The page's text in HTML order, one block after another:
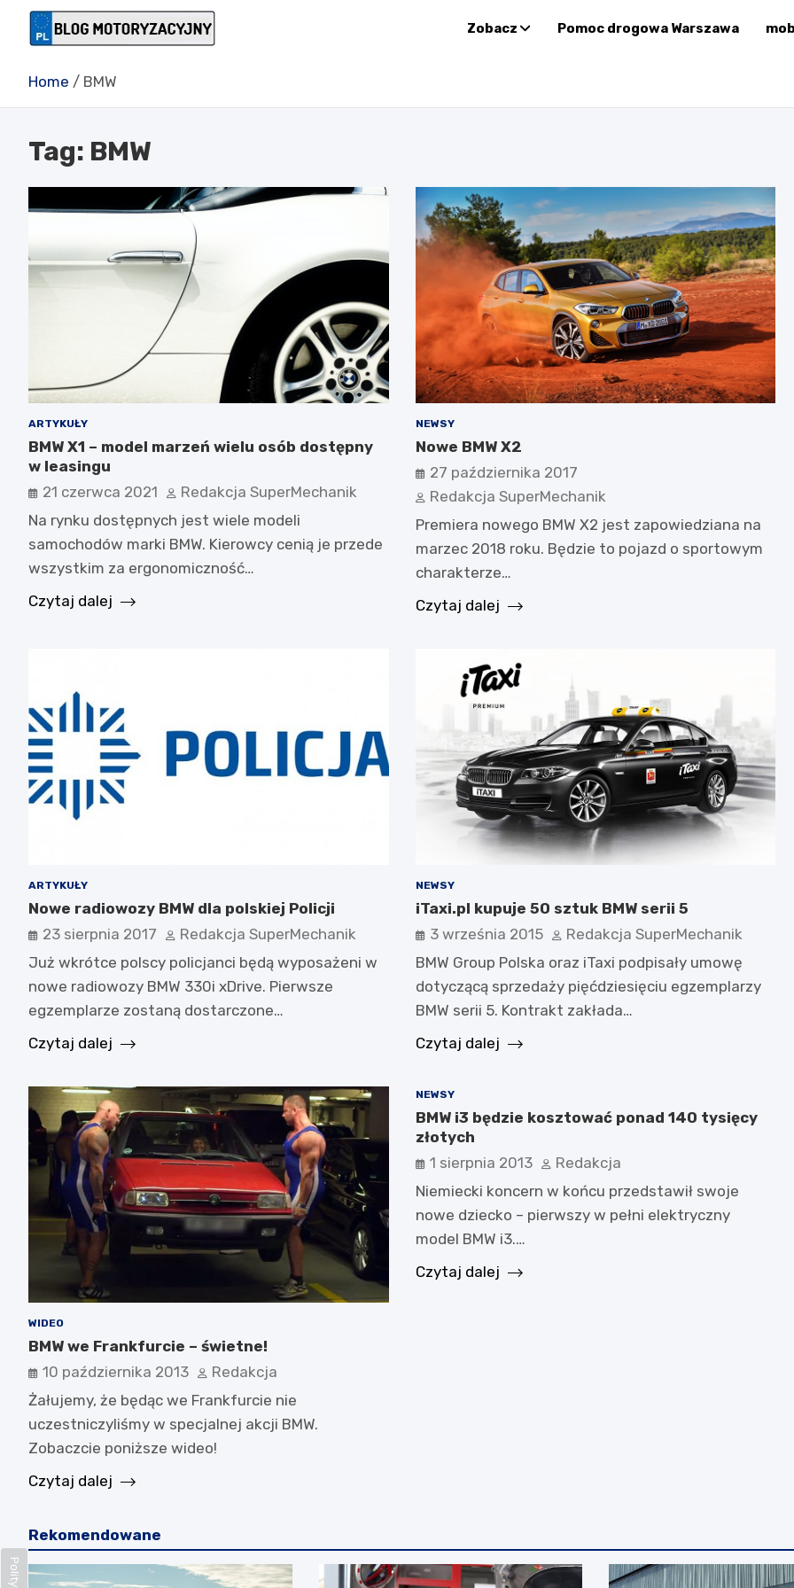
Blog motoryzacyjny prowadzony przez
Zobacz Pomoc drogowa Warszawa
Home BMW
Tag: BMW
ARTYKUŁY
BMW X1 – model marzeń wielu osób dostępny
w leasingu
21 czerwca 2021
Redakcja SuperMechanik
Na rynku dostępnych jest wiele modeli
samochodów marki BMW. Kierowcy cenią je przede
wszystkim za ergonomiczność…
Czytaj dalej
NEWSY
Nowe BMW X2
27 października 2017
Redakcja SuperMechanik
Premiera nowego BMW X2 jest zapowiedziana na
marzec 2018 roku. Będzie to pojazd o sportowym
charakterze…
Czytaj dalej
ARTYKUŁY
Nowe radiowozy BMW dla polskiej Policji
23 sierpnia 2017
Redakcja SuperMechanik
Już wkrótce polscy policjanci będą wyposażeni w
nowe radiowozy BMW 330i xDrive. Pierwsze
egzemplarze zostaną dostarczone…
Czytaj dalej
NEWSY
iTaxi.pl kupuje 50 sztuk BMW serii 5
3 września 2015
Redakcja SuperMechanik
BMW Group Polska oraz iTaxi podpisały umowę
dotyczącą sprzedaży pięćdziesięciu egzemplarzy
BMW serii 5. Kontrakt zakłada…
Czytaj dalej
WIDEO
BMW we Frankfurcie – świetne!
10 października 2013
Redakcja
Żałujemy, że będąc we Frankfurcie nie
uczestniczyliśmy w specjalnej akcji BMW.
Zobaczcie poniższe wideo!
Czytaj dalej
NEWSY
BMW i3 będzie kosztować ponad 140 tysięcy
złotych
1 sierpnia 2013
Redakcja
Niemiecki koncern w końcu przedstawił swoje
nowe dziecko – pierwszy w pełni elektryczny
model BMW i3.…
Czytaj dalej
Rekomendowane